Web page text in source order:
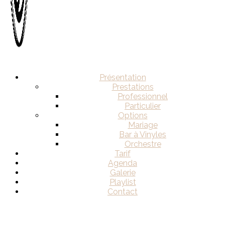
Présentation
Prestations
Professionnel
Particulier
Options
Mariage
Bar à Vinyles
Orchestre
Tarif
Agenda
Galerie
Playlist
Contact